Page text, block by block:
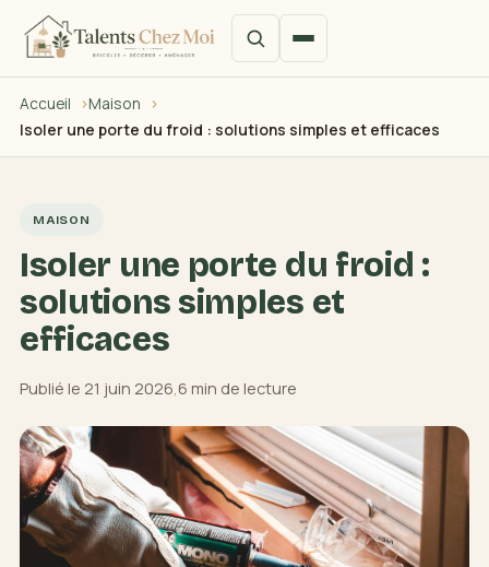
Accueil
Maison
Isoler une porte du froid : solutions simples et efficaces
MAISON
Isoler une porte du froid :
solutions simples et
efficaces
Publié le 21 juin 2026,6 min de lecture